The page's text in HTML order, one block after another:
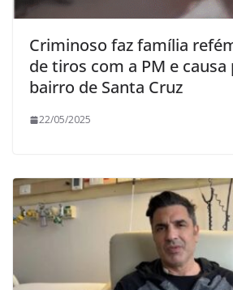
Criminoso faz família
de tiros com a PM e causa
bairro de Santa Cruz
22/05/2025